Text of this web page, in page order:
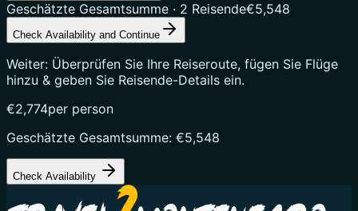
Geschätzte Gesamtsumme · 2 Reisende€5,548
Check Availability and Continue
Weiter: Überprüfen Sie Ihre Reiseroute, fügen Sie Flüge
hinzu & geben Sie Reisende-Details ein.
€2,774per person
Geschätzte Gesamtsumme: €5,548
Check Availability